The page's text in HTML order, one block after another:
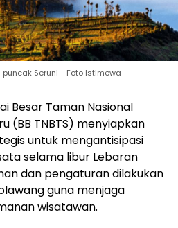
Seruni - Foto Istimewa
Besar Taman Nasional
(BB TNBTS) menyiapkan
untuk mengantisipasi
selama libur Lebaran
dan pengaturan dilakukan
guna menjaga
wisatawan.